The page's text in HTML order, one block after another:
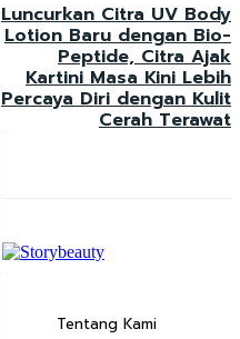
Luncurkan Citra UV Body
Lotion Baru dengan Bio-
Peptide, Citra Ajak
Kartini Masa Kini Lebih
Percaya Diri dengan Kulit
Cerah Terawat
Tentang Kami